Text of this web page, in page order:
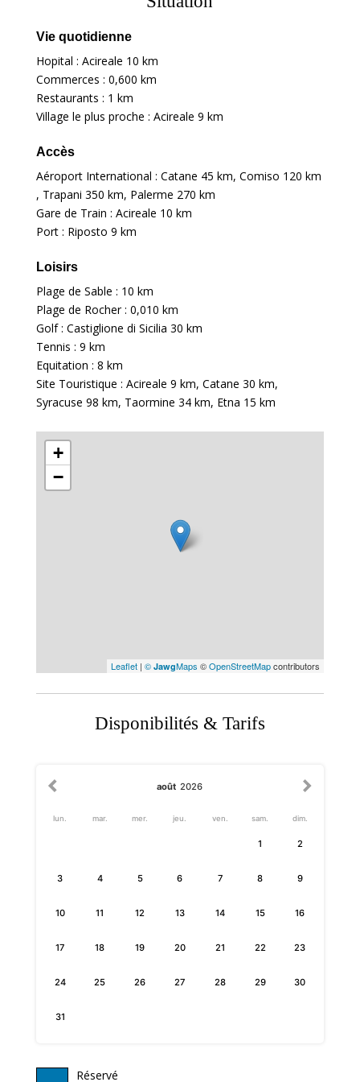
Vie quotidienne
Hopital : Acireale 10 km
Commerces : 0,600 km
Restaurants : 1 km
Village le plus proche : Acireale 9 km
Accès
Aéroport International : Catane 45 km, Comiso 120 km
, Trapani 350 km, Palerme 270 km
Gare de Train : Acireale 10 km
Port : Riposto 9 km
Loisirs
Plage de Sable : 10 km
Plage de Rocher : 0,010 km
Golf : Castiglione di Sicilia 30 km
Tennis : 9 km
Equitation : 8 km
Site Touristique : Acireale 9 km, Catane 30 km,
Syracuse 98 km, Taormine 34 km, Etna 15 km
+
−
Leaflet |©JawgMaps ©OpenStreetMapcontributors
Disponibilités & Tarifs
août 2026
lun. mar. mer. jeu. ven. sam. dim.
1 2
3 4 5 6 7 8 9
10 11 12 13 14 15 16
17 18 19 20 21 22 23
24 25 26 27 28 29 30
31
Réservé